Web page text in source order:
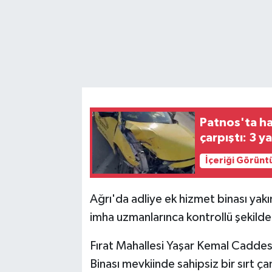
Patnos'ta
çarpıştı: 3
İçeriği
Ağrı'da adliye ek hizmet binası
imha uzmanlarınca kontrollü
Fırat Mahallesi Yaşar Kemal
Binası mevkiinde sahipsiz bir sırt